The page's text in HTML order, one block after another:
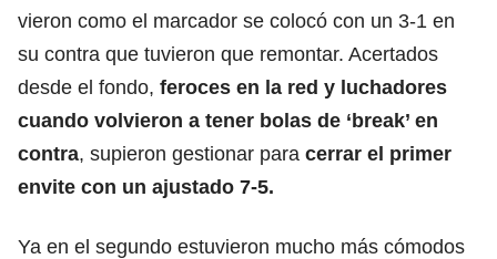
vieron como el marcador se colocó con un 3-1 en
su contra que tuvieron que remontar. Acertados
desde el fondo, feroces en la red y luchadores
cuando volvieron a tener bolas de ‘break’ en
contra, supieron gestionar para cerrar el primer
envite con un ajustado 7-5.
Ya en el segundo estuvieron mucho más cómodos